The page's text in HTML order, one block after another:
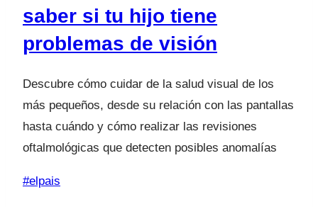
saber si tu hijo tiene
problemas de visión
Descubre cómo cuidar de la salud visual de los
más pequeños, desde su relación con las pantallas
hasta cuándo y cómo realizar las revisiones
oftalmológicas que detecten posibles anomalías
Etiquetas
#elpais